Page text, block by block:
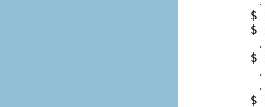
$
$
$
$